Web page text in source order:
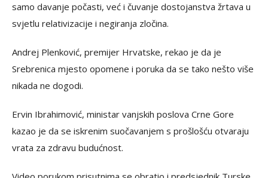
samo davanje počasti, već i čuvanje dostojanstva žrtava u
svjetlu relativizacije i negiranja zločina.
Andrej Plenković, premijer Hrvatske, rekao je da je
Srebrenica mjesto opomene i poruka da se tako nešto više
nikada ne dogodi.
Ervin Ibrahimović, ministar vanjskih poslova Crne Gore
kazao je da se iskrenim suočavanjem s prošlošću otvaraju
vrata za zdravu budućnost.